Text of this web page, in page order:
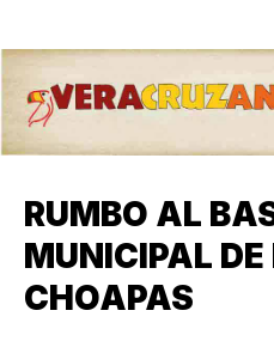
RUMBO AL
MUNICIPAL
CHOAPAS